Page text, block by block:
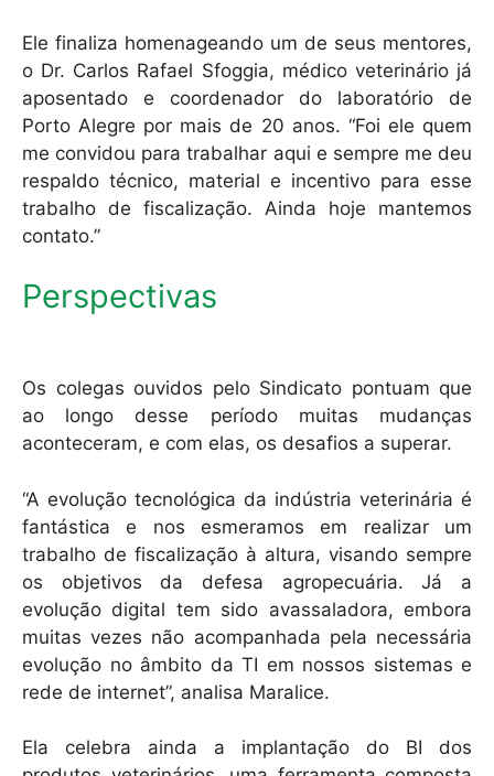
Ele finaliza homenageando um de seus mentores,
o Dr. Carlos Rafael Sfoggia, médico veterinário já
aposentado e coordenador do laboratório de
Porto Alegre por mais de 20 anos. “Foi ele quem
me convidou para trabalhar aqui e sempre me deu
respaldo técnico, material e incentivo para esse
trabalho de fiscalização. Ainda hoje mantemos
contato.”
Perspectivas
Os colegas ouvidos pelo Sindicato pontuam que
ao longo desse período muitas mudanças
aconteceram, e com elas, os desafios a superar.
“A evolução tecnológica da indústria veterinária é
fantástica e nos esmeramos em realizar um
trabalho de fiscalização à altura, visando sempre
os objetivos da defesa agropecuária. Já a
evolução digital tem sido avassaladora, embora
muitas vezes não acompanhada pela necessária
evolução no âmbito da TI em nossos sistemas e
rede de internet”, analisa Maralice.
Ela celebra ainda a implantação do BI dos